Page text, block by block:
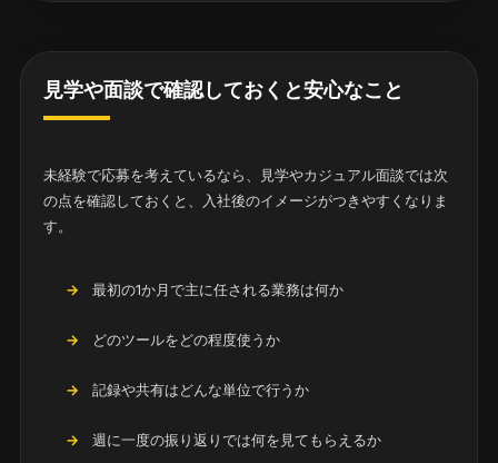
見学や面談で確認しておくと安心なこと
未経験で応募を考えているなら、見学やカジュアル面談では次
の点を確認しておくと、入社後のイメージがつきやすくなりま
す。
最初の1か月で主に任される業務は何か
どのツールをどの程度使うか
記録や共有はどんな単位で行うか
週に一度の振り返りでは何を見てもらえるか